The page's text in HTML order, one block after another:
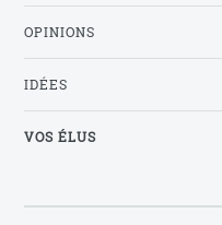
OPINIONS
IDÉES
VOS ÉLUS